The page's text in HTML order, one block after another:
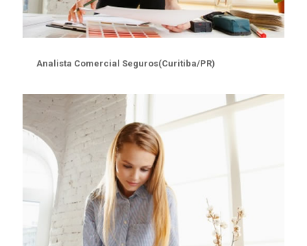
Analista Comercial Seguros(Curitiba/PR)